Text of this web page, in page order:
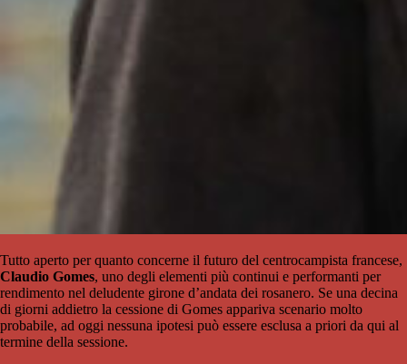
Tutto aperto per quanto concerne il futuro del centrocampista francese,
Claudio Gomes, uno degli elementi più continui e performanti per
rendimento nel deludente girone d’andata dei rosanero. Se una decina
di giorni addietro la cessione di Gomes appariva scenario molto
probabile, ad oggi nessuna ipotesi può essere esclusa a priori da qui al
termine della sessione.